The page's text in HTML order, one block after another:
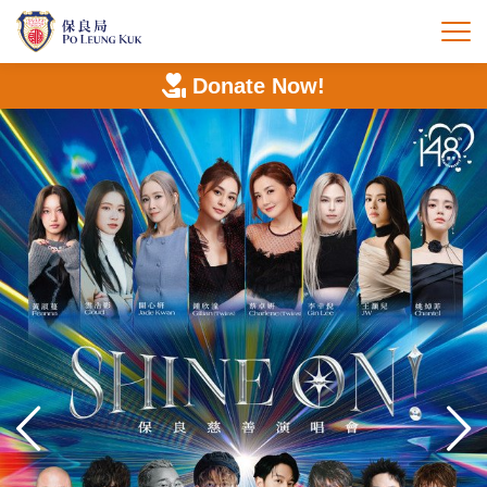
Skip
main
打
Donate Now!